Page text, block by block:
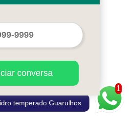
temperado Guarulhos
1
conversa